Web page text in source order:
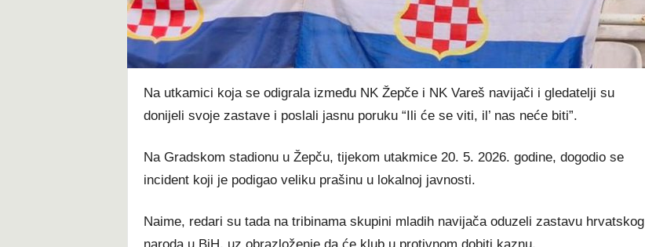
Na utkamici koja se odigrala između NK Žepče i NK Vareš navijači i gledatelji su
donijeli svoje zastave i poslali jasnu poruku “Ili će se viti, il’ nas neće biti”.
Na Gradskom stadionu u Žepču, tijekom utakmice 20. 5. 2026. godine, dogodio se
incident koji je podigao veliku prašinu u lokalnoj javnosti.
Naime, redari su tada na tribinama skupini mladih navijača oduzeli zastavu hrvatskog